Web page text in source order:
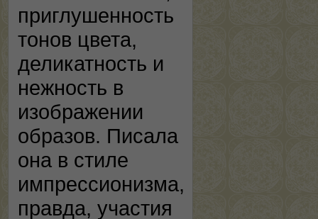
приглушенность
тонов цвета,
деликатность и
нежность в
изображении
образов. Писала
она в стиле
импрессионизма,
правда, участия